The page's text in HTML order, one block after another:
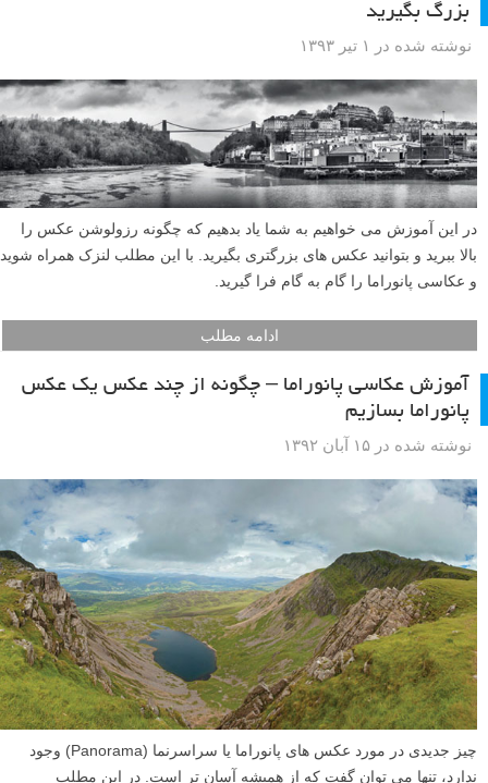
بزرگ بگیرید
نوشته شده در ۱ تیر ۱۳۹۳
در این آموزش می خواهیم به شما یاد بدهیم که چگونه رزولوشن عکس را
بالا ببرید و بتوانید عکس های بزرگتری بگیرید. با این مطلب لنزک همراه شوید
و عکاسی پانوراما را گام به گام فرا گیرید.
ادامه مطلب
آموزش عکاسی پانوراما – چگونه از چند عکس یک عکس
پانوراما بسازیم
نوشته شده در ۱۵ آبان ۱۳۹۲
چیز جدیدی در مورد عکس های پانوراما یا سراسرنما (Panorama) وجود
ندارد، تنها می توان گفت که از همیشه آسان تر است. در این مطلب